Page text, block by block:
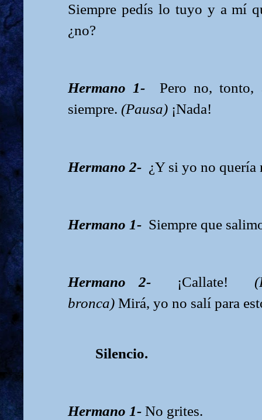
Siempre pedís lo tuyo y a mí
¿no?
Hermano 1-
Pero no,
siempre. (Pausa) ¡Nada!
Hermano 2- ¿Y si yo no quería
Hermano 1- Siempre que
Hermano 2- ¡Callate!
bronca) Mirá, yo no salí para
Silencio.
Hermano 1- No grites.